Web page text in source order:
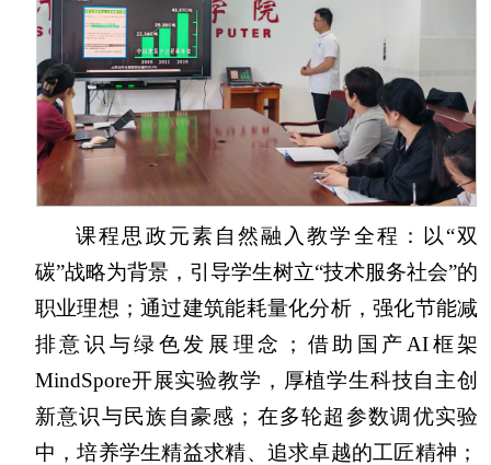
课程思政元素自然融入教学全程：以“双
碳”战略为背景，引导学生树立“技术服务社会”的
职业理想；通过建筑能耗量化分析，强化节能减
排意识与绿色发展理念；借助国产AI框架
MindSpore开展实验教学，厚植学生科技自主创
新意识与民族自豪感；在多轮超参数调优实验
中，培养学生精益求精、追求卓越的工匠精神；